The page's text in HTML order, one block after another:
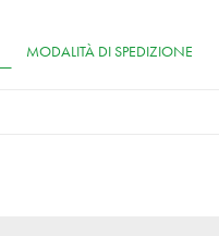
MODALITÀ DI SPEDIZIONE